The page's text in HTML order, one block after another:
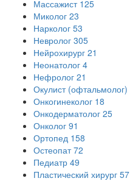
Массажист 125
Миколог 23
Нарколог 53
Невролог 305
Нейрохирург 21
Неонатолог 4
Нефролог 21
Окулист (офтальмолог)
Онкогинеколог 18
Онкодерматолог 25
Онколог 91
Ортопед 158
Остеопат 72
Педиатр 49
Пластический хирург 57